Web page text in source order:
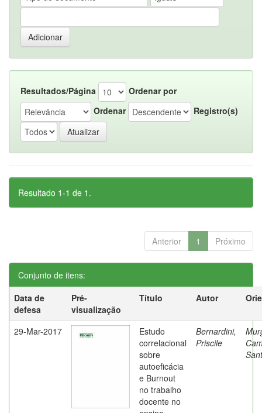
Resultados/Página
Ordenar por
Ordenar
Registro(s)
Resultado 1-1 de 1.
Anterior 1 Próximo
Conjunto de itens:
Data de
defesa
Pré-
visualização
Título Autor
29-Mar-2017
Estudo
correlacional
sobre
autoeficácia
e Burnout
no trabalho
docente no
Bernardini,
Priscile